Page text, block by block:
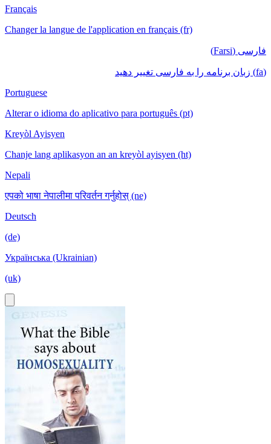
Français
Changer la langue de l'application en français (fr)
فارسی (Farsi)
(fa) زبان برنامه را به فارسی تغییر دهید
Portuguese
Alterar o idioma do aplicativo para português (pt)
Kreyòl Ayisyen
Chanje lang aplikasyon an an kreyòl ayisyen (ht)
Nepali
एपको भाषा नेपालीमा परिवर्तन गर्नुहोस् (ne)
Deutsch
(de)
Українська (Ukrainian)
(uk)